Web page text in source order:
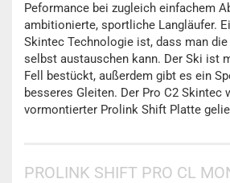
Peformance bei zugleich einfachem
ambitionierte, sportliche Langläufer.
Skintec Technologie ist, dass man
selbst austauschen kann. Der Ski ist
Fell bestückt, außerdem gibt es ein
besseres Gleiten. Der Pro C2 Skintec
vormontierter Prolink Shift Platte
PROLINK SHIFT PRO CL